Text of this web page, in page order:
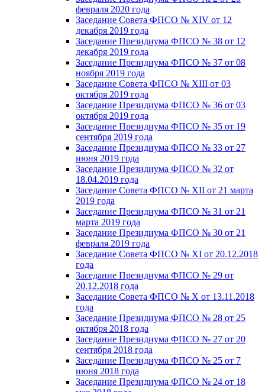
февраля 2020 года
Заседание Совета ФПСО № XIV от 12
декабря 2019 года
Заседание Президиума ФПСО № 38 от 12
декабря 2019 года
Заседание Президиума ФПСО № 37 от 08
ноября 2019 года
Заседание Совета ФПСО № XIII от 03
октября 2019 года
Заседание Президиума ФПСО № 36 от 03
октября 2019 года
Заседание Президиума ФПСО № 35 от 19
сентября 2019 года
Заседание Президиума ФПСО № 33 от 27
июня 2019 года
Заседание Президиума ФПСО № 32 от
18.04.2019 года
Заседание Совета ФПСО № XII от 21 марта
2019 года
Заседание Президиума ФПСО № 31 от 21
марта 2019 года
Заседание Президиума ФПСО № 30 от 21
февраля 2019 года
Заседание Совета ФПСО № XI от 20.12.2018
года
Заседание Президиума ФПСО № 29 от
20.12.2018 года
Заседание Совета ФПСО № X от 13.11.2018
года
Заседание Президиума ФПСО № 28 от 25
октября 2018 года
Заседание Президиума ФПСО № 27 от 20
сентября 2018 года
Заседание Президиума ФПСО № 25 от 7
июня 2018 года
Заседание Президиума ФПСО № 24 от 18